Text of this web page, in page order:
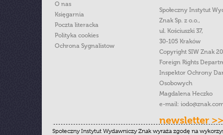
O nas
Księgarnia
Poczta literacka
Polityka cookies
Ochrona Sygnalistow
Społeczny Instytut
Znak Sp. z o.o.,
ul. Kościuszki 37,
30-105 Kraków
Copyright SIW Znak
Foreign Rights
Inspektor Ochrony
Osobowych
Magdalena Heczko
e-mail:
newsletter >>
Społeczny Instytut Wydawniczy Znak wyraża zgodę na